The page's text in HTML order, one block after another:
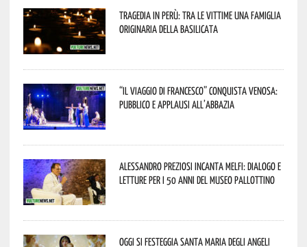
Tragedia in Perù: tra le vittime una famiglia
originaria della Basilicata
“Il Viaggio di Francesco” conquista Venosa:
pubblico e applausi all’Abbazia
Alessandro Preziosi incanta Melfi: dialogo e
letture per i 50 anni del Museo Pallottino
Oggi si festeggia Santa Maria degli Angeli